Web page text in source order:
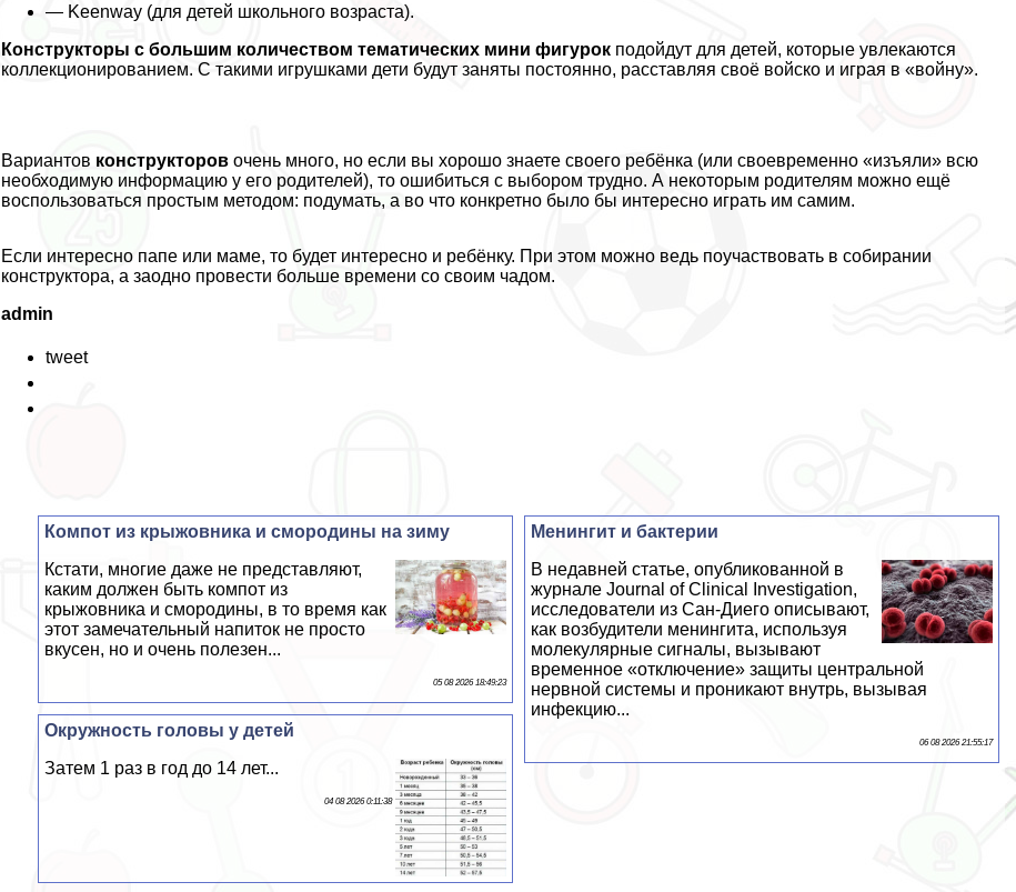
— Keenway (для детей школьного возраста).
Конструкторы с большим количеством тематических мини фигурок подойдут для детей, которые увлекаются
коллекционированием. С такими игрушками дети будут заняты постоянно, расставляя своё войско и играя в «войну».
Вариантов конструкторов очень много, но если вы хорошо знаете своего ребёнка (или своевременно «изъяли» всю
необходимую информацию у его родителей), то ошибиться с выбором трудно. А некоторым родителям можно ещё
воспользоваться простым методом: подумать, а во что конкретно было бы интересно играть им самим.
Если интересно папе или маме, то будет интересно и ребёнку. При этом можно ведь поучаствовать в собирании
конструктора, а заодно провести больше времени со своим чадом.
admin
tweet
Менингит и бактерии
В недавней статье, опубликованной в
журнале Journal of Clinical Investigation,
исследователи из Сан-Диего описывают,
как возбудители менингита, используя
молекулярные сигналы, вызывают
временное «отключение» защиты центральной
нервной системы и проникают внутрь, вызывая
инфекцию...
06 08 2026 21:55:17
Компот из крыжовника и смородины на зиму
Кстати, многие даже не представляют,
каким должен быть компот из
крыжовника и смородины, в то время как
этот замечательный напиток не просто
вкусен, но и очень полезен...
05 08 2026 18:49:23
Окружность головы у детей
Затем 1 раз в год до 14 лет...
04 08 2026 0:11:38